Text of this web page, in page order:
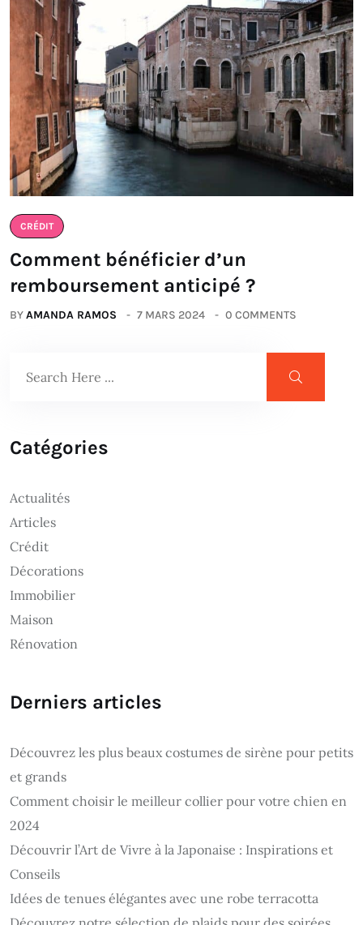
CRÉDIT
Comment bénéficier d’un
remboursement anticipé ?
BYAMANDA RAMOS 7 MARS 2024 0 COMMENTS
Catégories
Actualités
Articles
Crédit
Décorations
Immobilier
Maison
Rénovation
Derniers articles
Découvrez les plus beaux costumes de sirène pour petits
et grands
Comment choisir le meilleur collier pour votre chien en
2024
Découvrir l’Art de Vivre à la Japonaise : Inspirations et
Conseils
Idées de tenues élégantes avec une robe terracotta